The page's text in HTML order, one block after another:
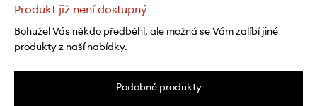
Produkt již není dostupný
Bohužel Vás někdo předběhl, ale možná se Vám zalíbí jiné
produkty z naší nabídky.
Podobné produkty